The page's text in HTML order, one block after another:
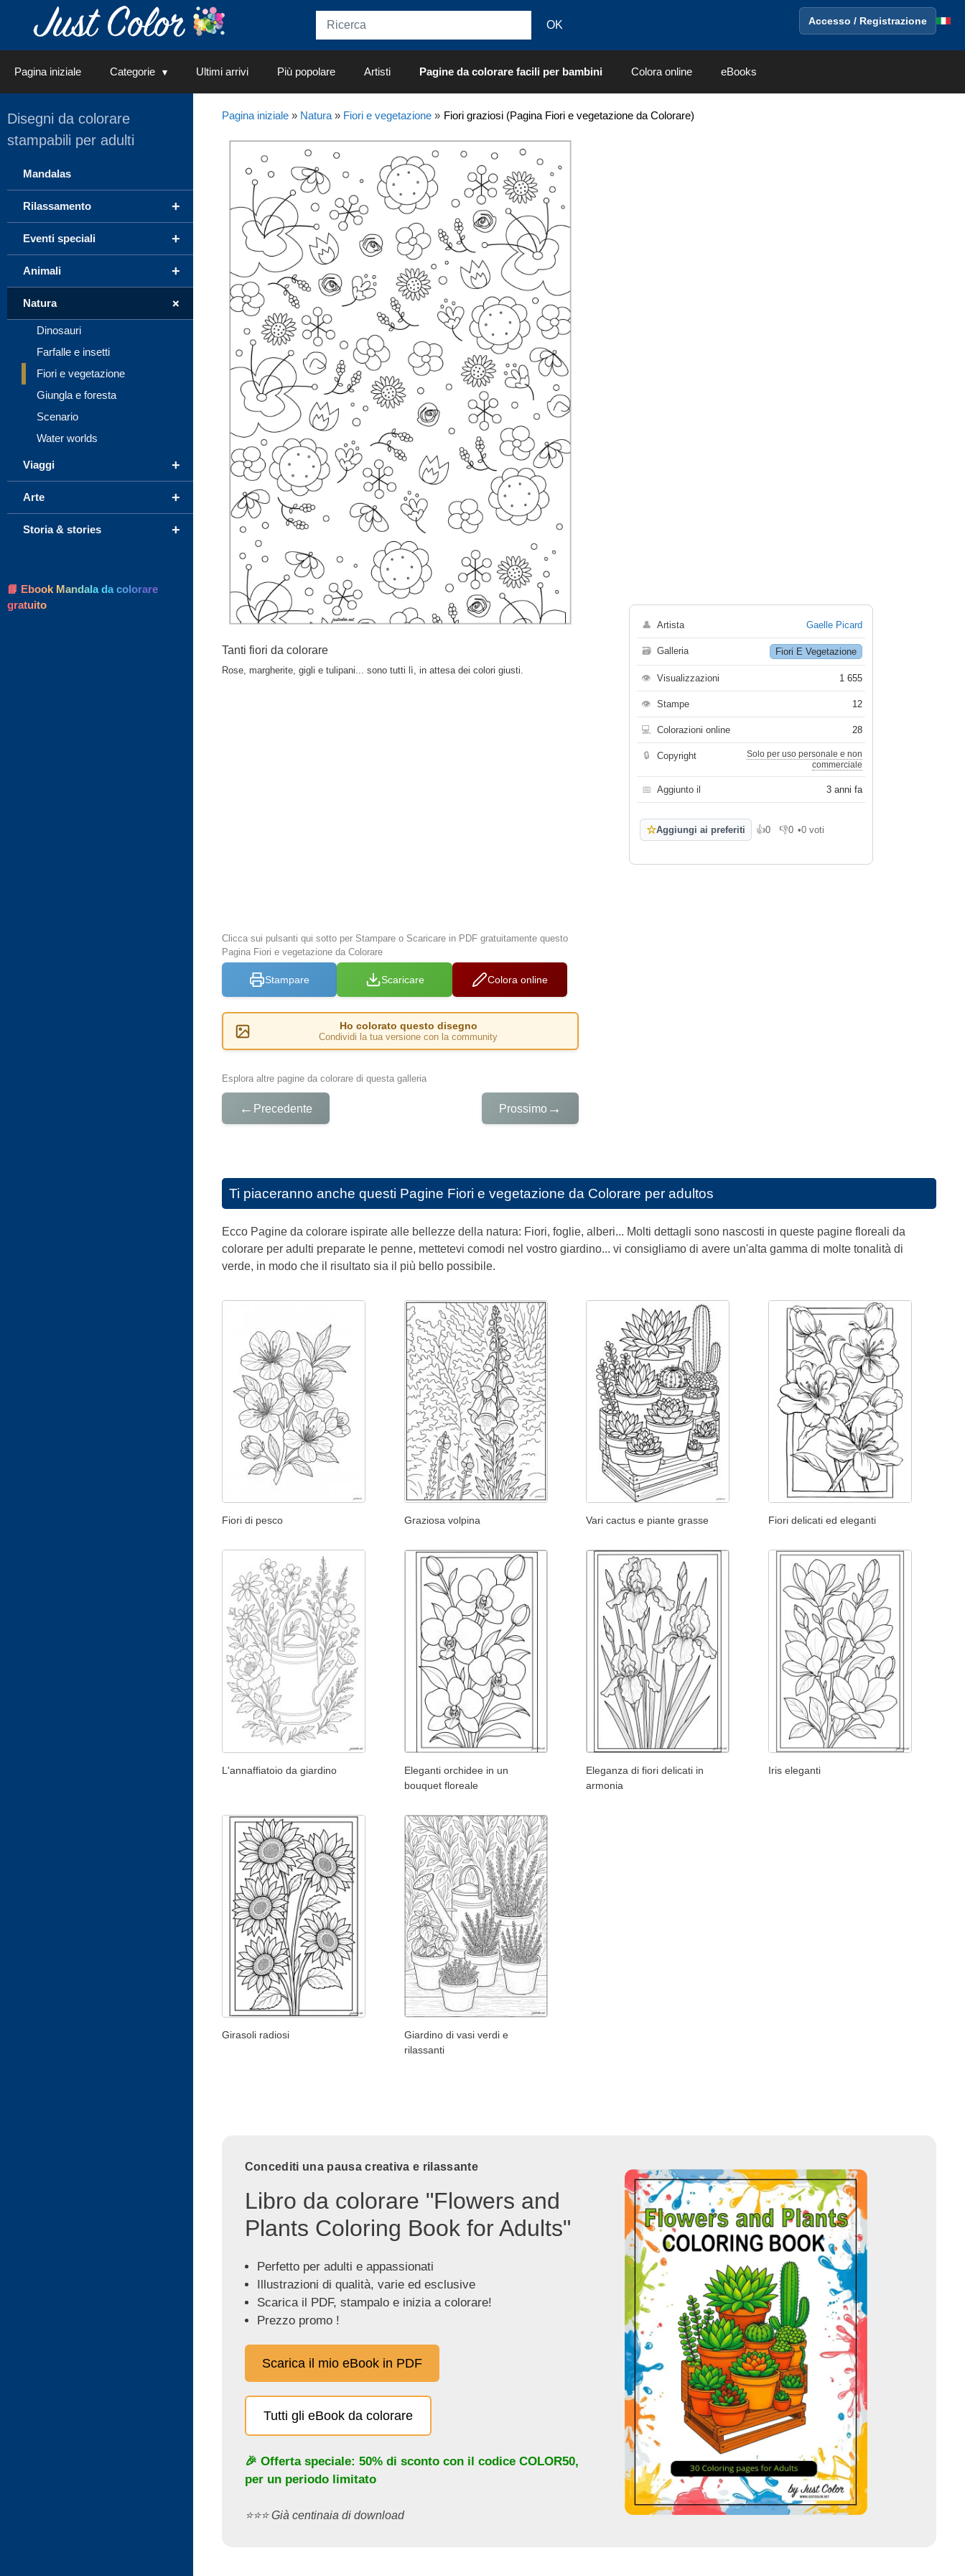
Accesso / Registrazione
Pagina iniziale Categorie Ultimi arrivi Più popolare Artisti Pagine da colorare facili per bambini Colora online eBooks
Pagina iniziale» Natura» Fiori e vegetazione» Fiori graziosi (Pagina Fiori e vegetazione da Colorare)
Tanti fiori da colorare
Rose, margherite, gigli e tulipani... sono tutti lì, in attesa dei colori giusti.
Clicca sui pulsanti qui sotto per Stampare o Scaricare in PDF gratuitamente questo
Pagina Fiori e vegetazione da Colorare
Stampare Scaricare Colora online
Ho colorato questo disegno
Condividi la tua versione con la community
Esplora altre pagine da colorare di questa galleria
← Precedente Prossimo →
👤 Artista Gaelle Picard
🗃 Galleria Fiori E Vegetazione
👁 Visualizzazioni 1 655
👁 Stampe 12
💻 Colorazioni online 28
🔒 Copyright
Solo per uso personale e non
commerciale
📅 Aggiunto il 3 anni fa
☆Aggiungi ai preferiti 👍0
Mi piace
👎0
Non mi piace
•0 voti
Ti piaceranno anche questi Pagine Fiori e vegetazione da Colorare per adultos
Ecco Pagine da colorare ispirate alle bellezze della natura: Fiori, foglie, alberi... Molti dettagli sono nascosti in queste pagine floreali da
colorare per adulti preparate le penne, mettetevi comodi nel vostro giardino... vi consigliamo di avere un'alta gamma di molte tonalità di
verde, in modo che il risultato sia il più bello possibile.
Fiori di pesco Graziosa volpina Vari cactus e piante grasse Fiori delicati ed eleganti
L'annaffiatoio da giardino
Eleganti orchidee in un
bouquet floreale
Eleganza di fiori delicati in
armonia
Iris eleganti
Girasoli radiosi
Giardino di vasi verdi e
rilassanti
Concediti una pausa creativa e rilassante
Libro da colorare "Flowers and
Plants Coloring Book for Adults"
Perfetto per adulti e appassionati
Illustrazioni di qualità, varie ed esclusive
Scarica il PDF, stampalo e inizia a colorare!
Prezzo promo !
Scarica il mio eBook in PDF
Tutti gli eBook da colorare
🎉 Offerta speciale: 50% di sconto con il codice COLOR50,
per un periodo limitato
⭐️⭐️⭐️ Già centinaia di download
Disegni da colorare
stampabili per adulti
Mandalas
+
Rilassamento
+
Eventi speciali
+
Animali
+
Natura
Dinosauri
Farfalle e insetti
Fiori e vegetazione
Giungla e foresta
Scenario
Water worlds
+
Viaggi
+
Arte
+
Storia & stories
📘 Ebook Mandala da colorare
gratuito